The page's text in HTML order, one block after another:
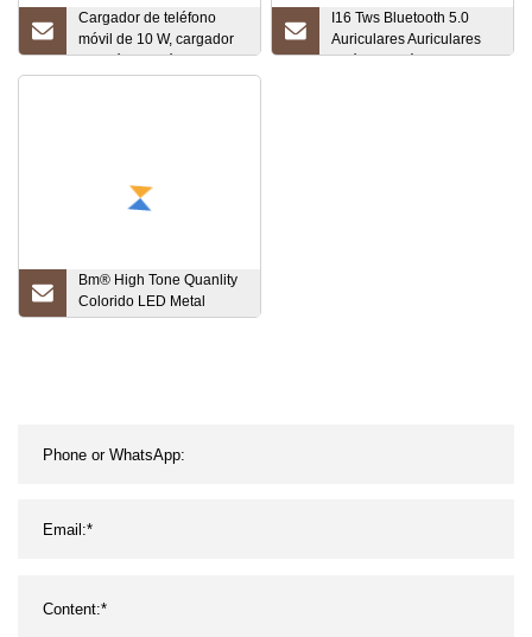
Cargador de teléfono
móvil de 10 W, cargador
de teléfono móvil,
I16 Tws Bluetooth 5.0
Auriculares Auriculares
estéreo inalámbricos 1: 1
Bm® High Tone Quanlity
Colorido LED Metal
Mecha Auricular